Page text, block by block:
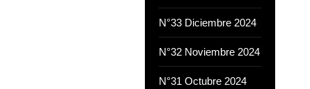
N°33 Diciembre 2024
N°32 Noviembre 2024
N°31 Octubre 2024